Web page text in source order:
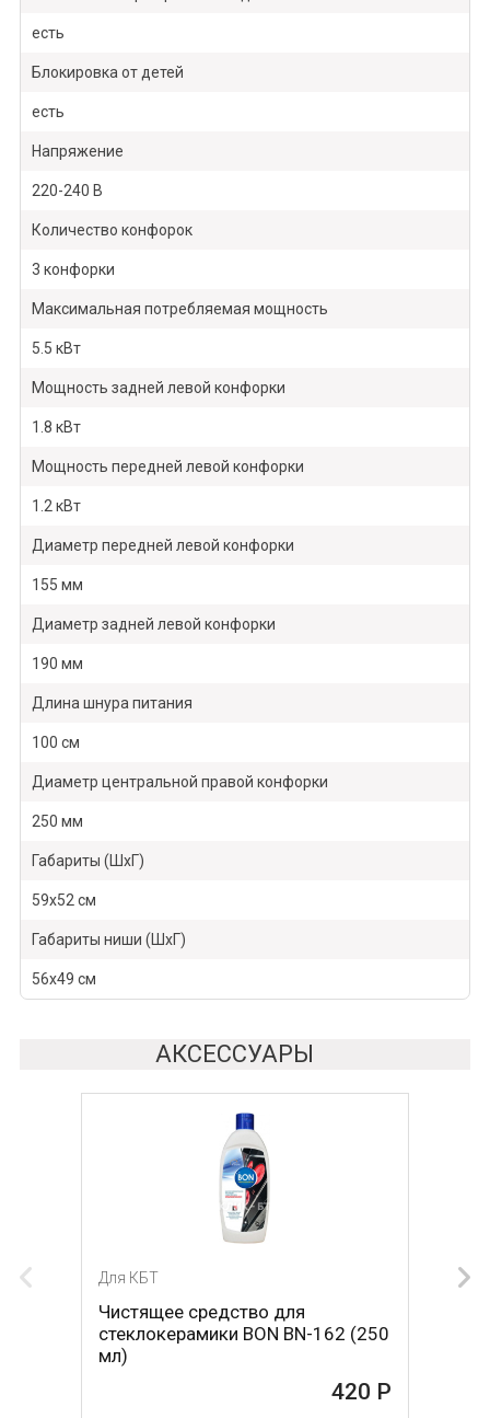
есть
Блокировка от детей
есть
Напряжение
220-240 В
Количество конфорок
3 конфорки
Максимальная потребляемая мощность
5.5 кВт
Мощность задней левой конфорки
1.8 кВт
Мощность передней левой конфорки
1.2 кВт
Диаметр передней левой конфорки
155 мм
Диаметр задней левой конфорки
190 мм
Длина шнура питания
100 см
Диаметр центральной правой конфорки
250 мм
Габариты (ШхГ)
59х52 см
Габариты ниши (ШхГ)
56х49 см
АКСЕССУАРЫ
Для КБТ
Чистящее средство для
стеклокерамики BON BN-162 (250
мл)
420 Р
Для КБТ
Скребок для ухода за
стеклокерамикой BON BN-603